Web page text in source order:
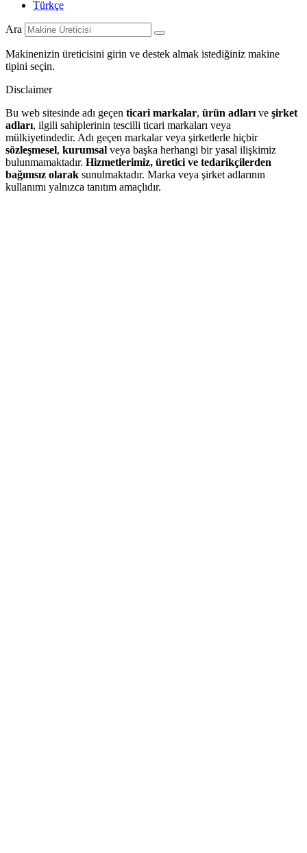
Türkçe
Ara
Makinenizin üreticisini girin ve destek almak istediğiniz makine
tipini seçin.
Disclaimer
Bu web sitesinde adı geçen ticari markalar, ürün adları ve şirket
adları, ilgili sahiplerinin tescilli ticari markaları veya
mülkiyetindedir. Adı geçen markalar veya şirketlerle hiçbir
sözleşmesel, kurumsal veya başka herhangi bir yasal ilişkimiz
bulunmamaktadır. Hizmetlerimiz, üretici ve tedarikçilerden
bağımsız olarak sunulmaktadır. Marka veya şirket adlarının
kullanımı yalnızca tanıtım amaçlıdır.